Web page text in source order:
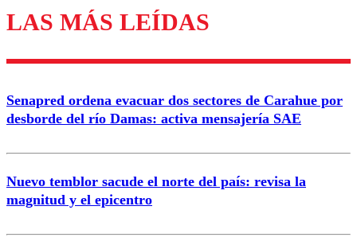
Los comentarios son moderados para garantizar un
diálogo respetuoso.
Nombre
Correo
LAS MÁS LEÍDAS
Senapred ordena evacuar dos sectores de Carahue por
desborde del río Damas: activa mensajería SAE
Nuevo temblor sacude el norte del país: revisa la
magnitud y el epicentro